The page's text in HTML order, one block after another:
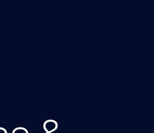
Consultoria de IA